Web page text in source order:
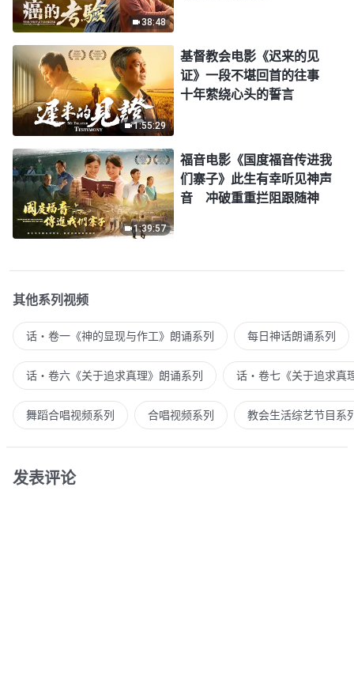
38:48
1:55:29
基督教会电影《迟来的见
证》一段不堪回首的往事
十年萦绕心头的誓言
1:39:57
福音电影《国度福音传进我
们寨子》此生有幸听见神声
音 冲破重重拦阻跟随神
其他系列视频
话・卷一《神的显现与作工》朗诵系列 每日神话朗诵系列
话・卷六《关于追求真理》朗诵系列 话・卷七《关于追求真
舞蹈合唱视频系列 合唱视频系列 教会生活综艺节目系
发表评论